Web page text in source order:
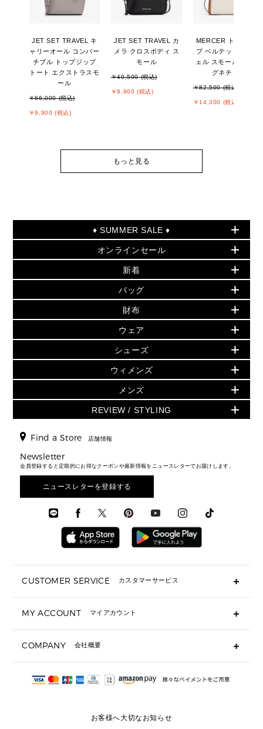
JET SET TRAVEL キ
ャリーオール コンバー
チブル トップジップ
トート エクストラスモ
ール
￥66,000 (税込)
￥9,900 (税込)
JET SET TRAVEL カ
メラ クロスボディ ス
モール
￥49,500 (税込)
￥9,900 (税込)
MERCER トップジッ
プ ベルテッド サッチ
ェル スモール - MKシ
グネチャー
￥82,500 (税込)
￥14,300 (税込)
もっと見る
♦ SUMMER SALE ♦
セールおすすめアイテム
▶ ウィメンズ
バッグ
小物
シューズ・靴
ウェア
アクセサリー
時計
▶ メンズ
バッグ
ウェア
アクセサリー
オンラインセール
PRODUCT OF THE MONTH - 今月の特別価格
再値下げアイテム
追加アイテム
▶ ウィメンズすべて(ウェア・シューズ除く)
バッグ
財布・小物
ウェア
シューズ
時計・ジュエリー
アクセサリー
メンズ バッグ
メンズ 財布・小物
メンズ シューズ
メンズ ウェア
メンズ 時計・その他
新着
初夏のスタイル
▶ すべて
▶ ウィメンズすべて
財布・小物
アクセサリー
フレグランス
シューズ
▶ メンズすべて
メンズ財布・小物
メンズアクセサリー
メンズウェア
バッグ
人気の定番アイテム
日本限定 - バッグ
▶ ウィメンズすべて
トートバッグ
ショルダーバッグ
クロスボディ・斜め掛け
トラベル
3 IN 1 / 2 IN 1 バッグ
▶ メンズすべて
財布
日本限定 - 財布・小物
▶ ウィメンズすべて
GREENWICH
折り財布(二つ折り・三つ折り)
長財布
▶ メンズすべて
ウェア
▶ ウィメンズすべて
トップス
スカート・パンツ
ジャケット・アウター
▶ メンズすべて
シューズ
▶ ウィメンズすべて
サンダル
スニーカー
▶ メンズすべて
ウィメンズ
人気の定番アイテム
▶ ウィメンズすべて
▶ バッグすべて
通勤・通学アイテム
3 IN 1 バッグ
ミニ財布・フラグメントケース
▶ 小物すべて
定期ケース・カードケース・名刺入れ
スニーカー
▶ ウェア
メンズ
▶ メンズすべて
財布・小物
時計・ジュエリー
アクセサリー
REVIEW / STYLING
エディターレビュー
Find a Store 店舗情報
Newsletter
会員登録すると定期的にお得なクーポンや最新情報をニュースレターでお届けします。
ニュースレターを登録する
CUSTOMER SERVICE カスタマーサービス
ギフト用にラッピングができますか？
ショッピングバッグを購入商品分送ってもらえますか？
注文後に完了メールが受信できないのですが？
サイズ交換はできますか？
MY ACCOUNT マイアカウント
COMPANY 会社概要
会社概要
お客様へ大切なお知らせ